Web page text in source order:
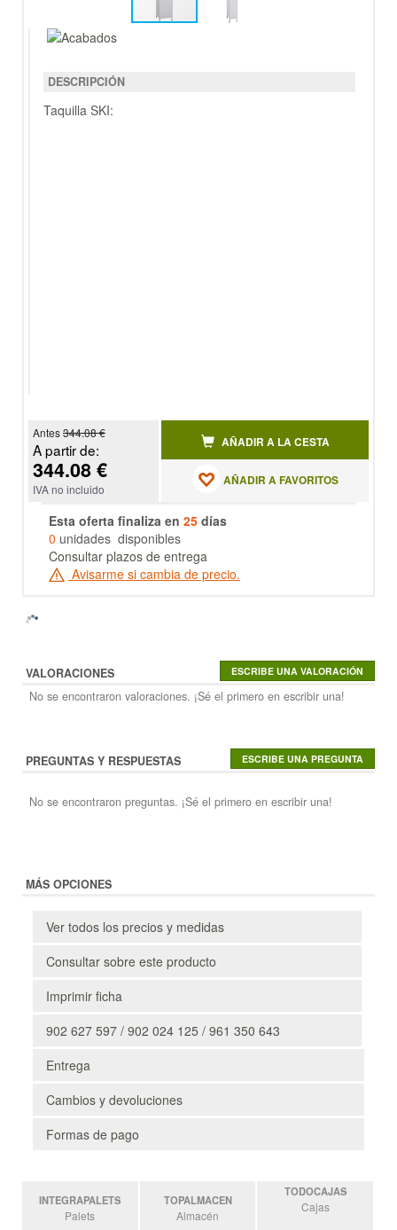
DESCRIPCIÓN
Taquilla SKI:
Antes344.08 €
A partir de:
344.08 €
IVA no incluido
AÑADIR A LA CESTA
AÑADIR A FAVORITOS
Esta oferta finaliza en 25 días
0 unidades disponibles
Consultar plazos de entrega
Avisarme si cambia de precio.
VALORACIONES
No se encontraron valoraciones. ¡Sé el primero en escribir una!
PREGUNTAS Y RESPUESTAS
No se encontraron preguntas. ¡Sé el primero en escribir una!
MÁS OPCIONES
Ver todos los precios y medidas
Consultar sobre este producto
Imprimir ficha
902 627 597 / 902 024 125 / 961 350 643
Entrega
Cambios y devoluciones
Formas de pago
INTEGRAPALETS
Palets
TOPALMACEN
Almacén
TODOCAJAS
Cajas